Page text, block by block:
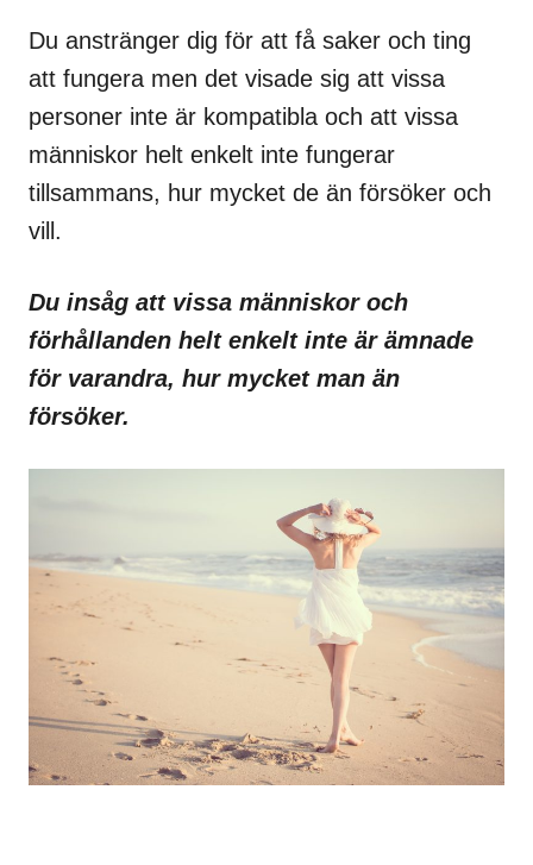
Du anstränger dig för att få saker och ting
att fungera men det visade sig att vissa
personer inte är kompatibla och att vissa
människor helt enkelt inte fungerar
tillsammans, hur mycket de än försöker och
vill.
Du insåg att vissa människor och
förhållanden helt enkelt inte är ämnade
för varandra, hur mycket man än
försöker.